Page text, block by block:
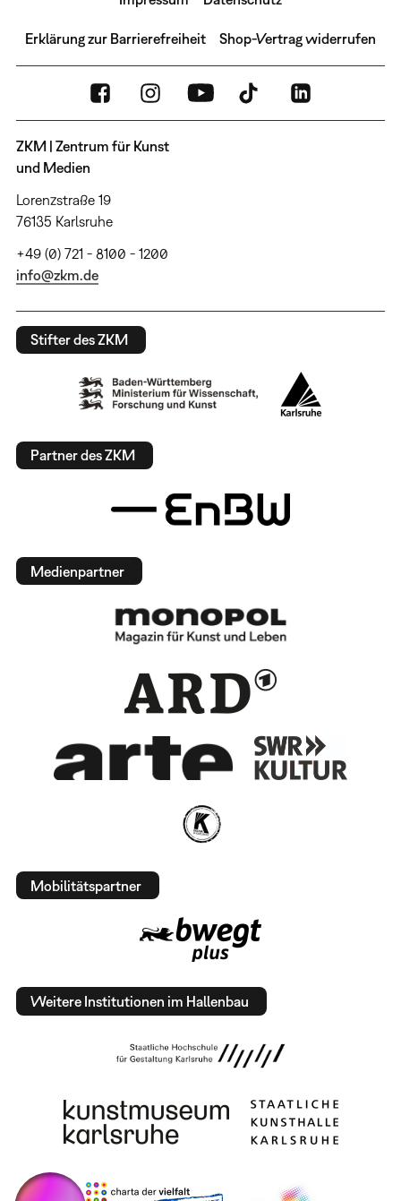
Erklärung zur Barrierefreiheit Shop-Vertrag widerrufen
ZKM | Zentrum für Kunst
und Medien
Lorenzstraße 19
76135 Karlsruhe
+49 (0) 721 - 8100 - 1200
info@zkm.de
Stifter des ZKM
Partner des ZKM
Medienpartner
Mobilitätspartner
Weitere Institutionen im Hallenbau